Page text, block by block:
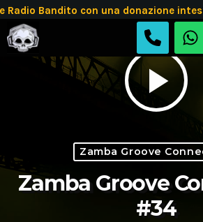
Bandito con una donazione
play_arrow
Zamba Groove
Zamba Groove
#34